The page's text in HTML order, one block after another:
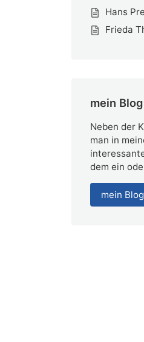
Hans
Frieda
mein Blog
Neben der
man in
dem ein
mein Blog